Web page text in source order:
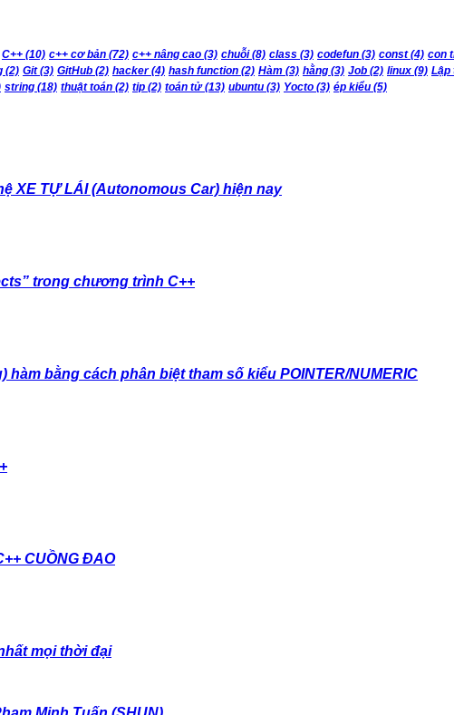
C++ (10) c++ cơ bản (72) c++ nâng cao (3) chuỗi(8) class (3) codefun (3) const(4) con
(2) Git(3) GitHub (2) hacker(4) hash function (2) Hàm (3) hằng (3) Job (2) linux (9) Lập
string (18) thuật toán (2) tip (2) toán tử(13) ubuntu (3) Yocto (3) ép kiểu (5)
XE TỰ LÁI (Autonomous Car) hiện nay
trong chương trình C++
hàm bằng cách phân biệt tham số kiểu POINTER/NUMERIC
CUỒNG ĐAO
mọi thời đại